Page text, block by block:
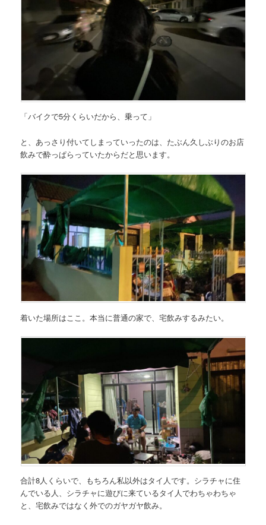
「バイクで5分くらいだから、乗って」
と、あっさり付いてしまっていったのは、たぶん久しぶりのお店
飲みで酔っぱらっていたからだと思います。
着いた場所はここ。本当に普通の家で、宅飲みするみたい。
合計8人くらいで、もちろん私以外はタイ人です。シラチャに住
んでいる人、シラチャに遊びに来ているタイ人でわちゃわちゃ
と、宅飲みではなく外でのガヤガヤ飲み。